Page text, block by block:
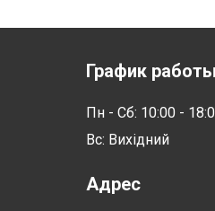
График работы
Пн - Сб: 10:00 -
Вс: Вихідний
Адрес